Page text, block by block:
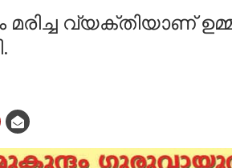
വ്യക്തിയാണ്